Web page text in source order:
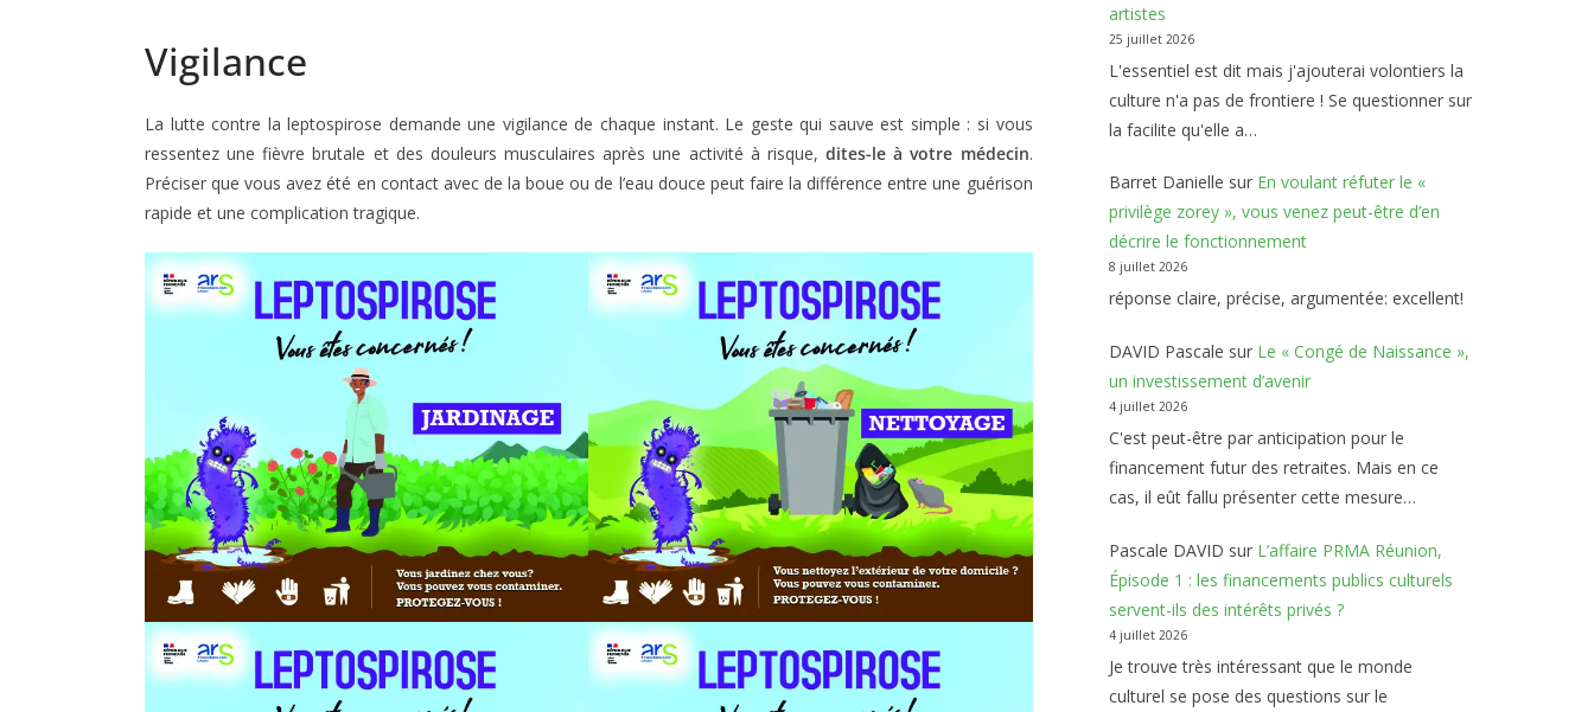
Vigilance
La lutte contre la leptospirose demande une vigilance de chaque instant. Le geste qui sauve est simple : si vous
ressentez une fièvre brutale et des douleurs musculaires après une activité à risque,dites-le à votre médecin.
Préciser que vous avez été en contact avec de la boue ou de l’eau douce peut faire la différence entre une guérison
rapide et une complication tragique.
artistes
25 juillet 2026
L'essentiel est dit mais j'ajouterai volontiers la
culture n'a pas de frontiere ! Se questionner sur
la facilite qu'elle a…
Barret Danielle sur En voulant réfuter le «
privilège zorey », vous venez peut-être d’en
décrire le fonctionnement
8 juillet 2026
réponse claire, précise, argumentée: excellent!
DAVID Pascale sur Le « Congé de Naissance »,
un investissement d’avenir
4 juillet 2026
C'est peut-être par anticipation pour le
financement futur des retraites. Mais en ce
cas, il eût fallu présenter cette mesure…
Pascale DAVID sur L’affaire PRMA Réunion,
Épisode 1 : les financements publics culturels
servent-ils des intérêts privés ?
4 juillet 2026
Je trouve très intéressant que le monde
culturel se pose des questions sur le